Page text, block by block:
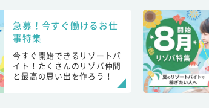
急募！今すぐ働けるお仕
事特集
今すぐ開始できるリゾートバ
イト！たくさんのリゾバ仲間
と最高の思い出を作ろう！